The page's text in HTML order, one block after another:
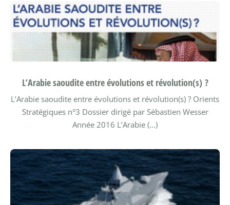
L’Arabie saoudite entre évolutions et révolution(s) ?
L’Arabie saoudite entre évolutions et révolution(s) ? Orients
Stratégiques n°3 Dossier dirigé par Sébastien Wesser
Année 2016 L’Arabie (…)